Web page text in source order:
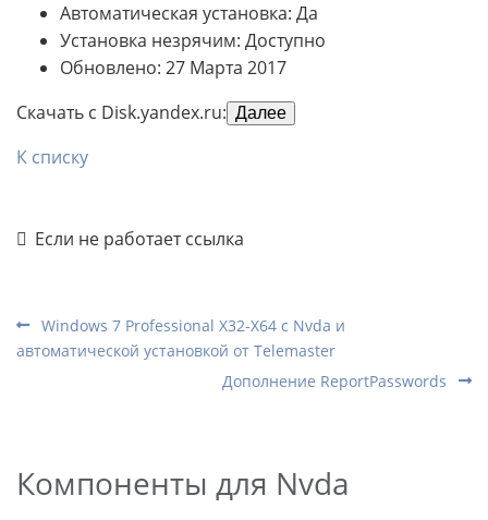
Автоматическая установка: Да
Установка незрячим: Доступно
Обновлено: 27 Марта 2017
Скачать с Disk.yandex.ru: Далее
К списку
Если не работает ссылка
Windows 7 Professional X32-X64 с Nvda и
автоматической установкой от Telemaster
Дополнение ReportPasswords
Компоненты для Nvda